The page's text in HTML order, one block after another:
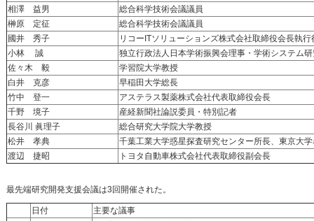
相澤 益男
総合科学技術会議議員
榊原 定征
総合科学技術会議議員
國井 秀子
リコーITソリューションズ株式会社取締役会長執行
小林 誠
独立行政法人日本学術振興会理事・学術システム
佐々木 毅
学習院大学教授
白井 克彦
早稲田大学総長
竹中 登一
アステラス製薬株式会社代表取締役会長
千野 境子
産経新聞社論説委員・特別記者
長谷川 眞理子
総合研究大学院大学教授
松井 孝典
千葉工業大学惑星探査研究センター所長、東京大
渡辺 捷昭
トヨタ自動車株式会社代表取締役副会長
最先端研究開発支援会議は3回開催された。
日付 主要な議事